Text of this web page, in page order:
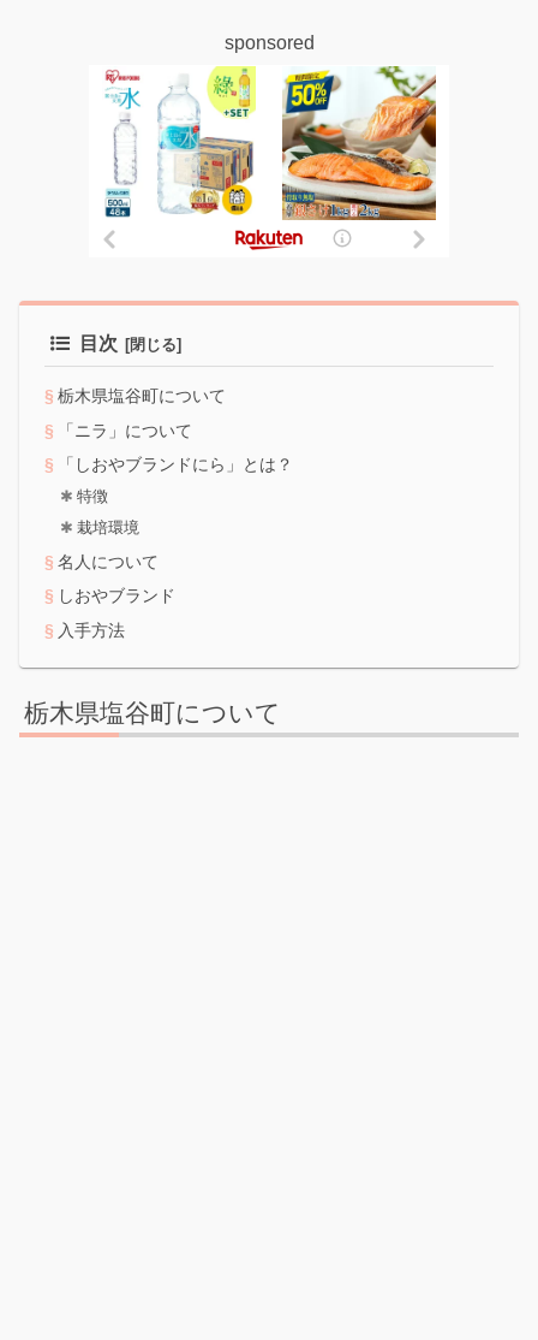
sponsored
目次
栃木県塩谷町について
「ニラ」について
「しおやブランドにら」とは？
特徴
栽培環境
名人について
しおやブランド
入手方法
栃木県塩谷町について